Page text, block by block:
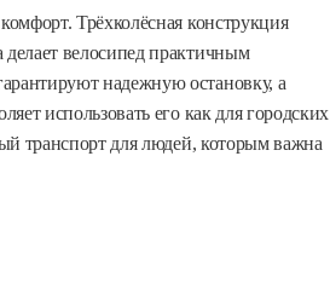
Трёхколёсная конструкция
делает велосипед практичным
надежную остановку, а
использовать его как для городских
транспорт для людей, которым важна